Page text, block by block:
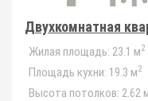
Двухкомнатная
Жилая площадь: 23.1 м2
Площадь кухни: 19.3 м2
Высота потолков: 2.62